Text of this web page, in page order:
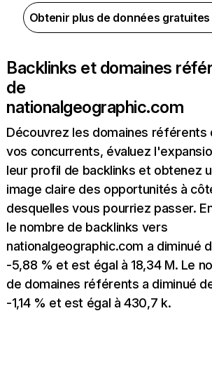
Obtenir plus de données
Backlinks et domaines
de
nationalgeographic.com
Découvrez les domaines référents
vos concurrents, évaluez
leur profil de backlinks et obtenez
image claire des opportunités à
desquelles vous pourriez passer.
le nombre de backlinks vers
nationalgeographic.com a diminué
-5,88 % et est égal à 18,34 M. Le
de domaines référents a diminué
-1,14 % et est égal à 430,7 k.